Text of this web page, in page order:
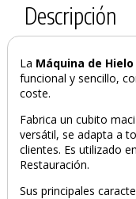
Descripción
La Máquina de
funcional y sencillo,
coste.
Fabrica un cubito
versátil, se adapta a
clientes. Es utilizado
Restauración.
Sus principales